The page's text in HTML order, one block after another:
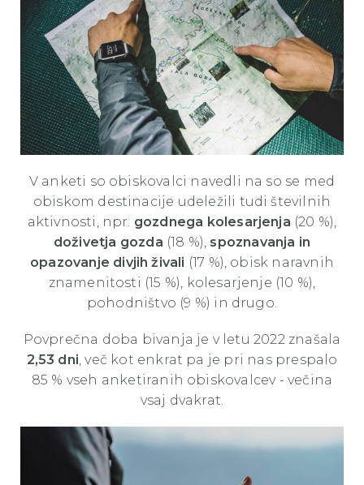
V anketi so obiskovalci navedli na so se med
obiskom destinacije udeležili tudi številnih
aktivnosti, npr. gozdnega kolesarjenja (20 %),
doživetja gozda (18 %), spoznavanja in
opazovanje divjih živali (17 %), obisk naravnih
znamenitosti (15 %), kolesarjenje (10 %),
pohodništvo (9 %) in drugo.
Povprečna doba bivanja je v letu 2022 znašala
2,53 dni , več kot enkrat pa je pri nas prespalo
85 % vseh anketiranih obiskovalcev - večina
vsaj dvakrat.